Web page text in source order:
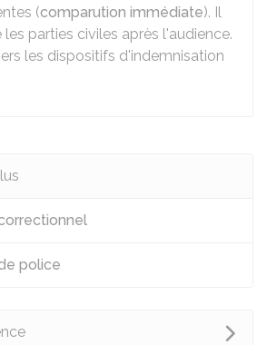
(comparution immédiate). Il
parties civiles après l'audience.
les dispositifs d'indemnisation
police